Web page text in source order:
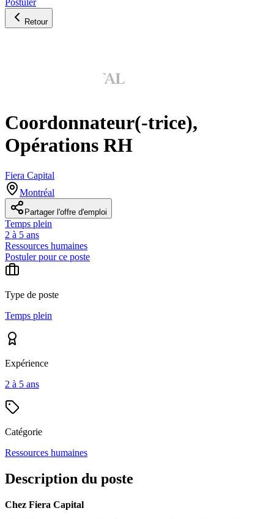
Retour
Coordonnateur(-trice),
Opérations RH
Fiera Capital
Montréal
Partager l'offre d'emploi
Temps plein
2 à 5 ans
Ressources humaines
Postuler pour ce poste
Type de poste
Temps plein
Expérience
2 à 5 ans
Catégorie
Ressources humaines
Description du poste
Chez Fiera Capital